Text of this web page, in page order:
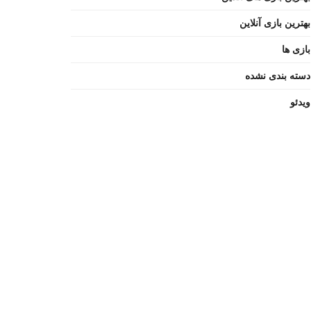
بهترین بازی آنلاین
بازی ها
دسته بندی نشده
ویدئو